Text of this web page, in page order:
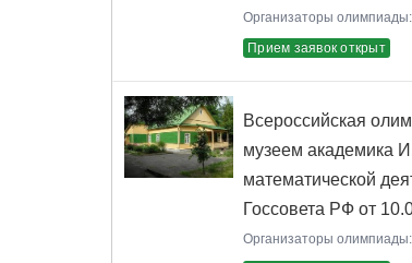
Организаторы олимпиады:
Прием заявок открыт
Всероссийская
музеем академика
математической
Госсовета РФ от
Организаторы олимпиады: